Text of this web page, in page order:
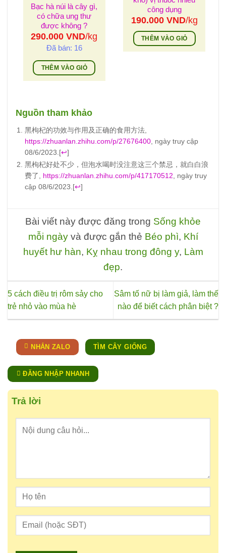
Bạc hà núi là cây gì,
có chữa ung thư
được không ?
290.000VND/kg
Đã bán: 16
THÊM VÀO GIỎ
công dụng
190.000 VND/kg
THÊM VÀO GIỎ
Nguồn tham khảo
黑枸杞的功效与作用及正确的食用方法,
https://zhuanlan.zhihu.com/p/27676400 , ngày truy cập
08/6/2023. [↩]
黑枸杞好处不少，但泡水喝时没注意这三个禁忌，就白白浪
费了, https://zhuanlan.zhihu.com/p/417170512, ngày truy
cập 08/6/2023.[↩]
Bài viết này được đăng trong Sống khỏe
mỗi ngàyvà được gắn thẻ Béo phì, Khí
huyết hư hàn, Kỵ nhau trong đông y, Làm
đẹp.
5 cách điều trị rôm sảy cho
trẻ nhỏ vào mùa hè
Sâm tố nữ bị làm giả, làm thế
nào để biết cách phân biệt ?
NHẮN ZALO TÌM CÂY GIỐNG
ĐĂNG NHẬP NHANH
Trả lời